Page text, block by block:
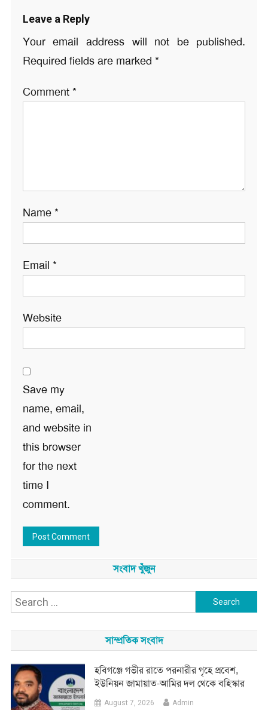
Leave a Reply
Your email address will not be published.
Required fields are marked *
Comment *
Name *
Email *
Website
Save my
name, email,
and website in
this browser
for the next
time I
comment.
সংবাদ খুঁজুন
Search
সাম্প্রতিক সংবাদ
হবিগঞ্জে গভীর রাতে পরনারীর গৃহে প্রবেশ,
ইউনিয়ন জামায়াত-আমির দল থেকে বহিস্কার
August 7, 2026 Admin